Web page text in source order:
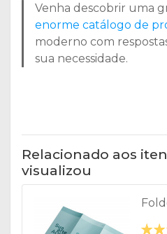
Venha descobrir uma
enorme catálogo de
moderno com
sua necessidade.
Relacionado aos
visualizou